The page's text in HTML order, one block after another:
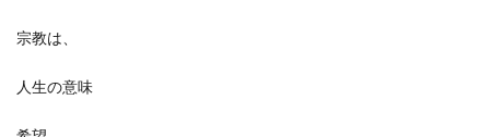
宗教は、
人生の意味